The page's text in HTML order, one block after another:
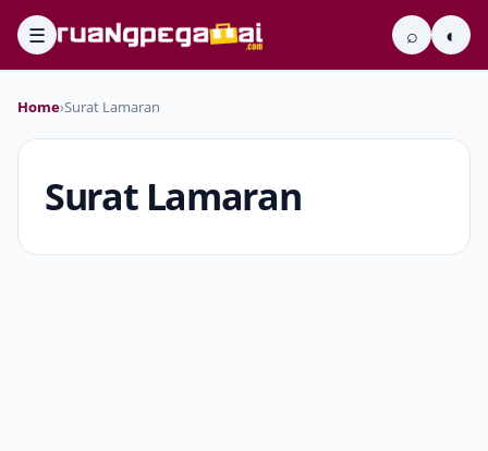
☰ ⌕ ◐
Home›Surat Lamaran
Surat Lamaran